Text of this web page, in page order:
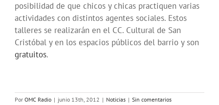
posibilidad de que chicos y chicas practiquen varias
actividades con distintos agentes sociales. Estos
talleres se realizarán en el CC. Cultural de San
Cristóbal y en los espacios públicos del barrio y son
gratuitos.
Por OMC Radio | junio 13th, 2012 | Noticias | Sin comentarios